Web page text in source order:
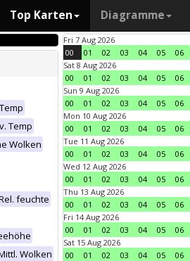
Top Karten Diagramme
Temp
Wolken
feuchte
Wolken
Fri 7 Aug 2026
00
01 02 03 04 05 06
Sat 8 Aug 2026
00
01 02 03 04 05 06
Sun 9 Aug 2026
00
01 02 03 04 05 06
Mon 10 Aug 2026
00
01 02 03 04 05 06
Tue 11 Aug 2026
00
01 02 03 04 05 06
Wed 12 Aug 2026
00
01 02 03 04 05 06
Thu 13 Aug 2026
00
01 02 03 04 05 06
Fri 14 Aug 2026
00
01 02 03 04 05 06
Sat 15 Aug 2026
00
01 02 03 04 05 06